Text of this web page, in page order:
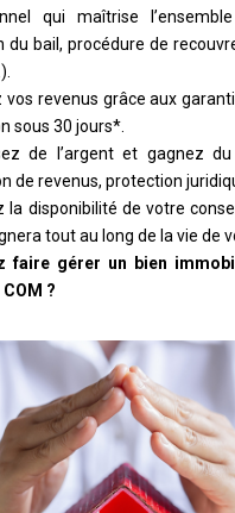
qui maîtrise
du bail, procédure de
vos revenus grâce aux
sous 30 jours*.
de l’argent et gagnez
de revenus, protection
la disponibilité de votre
tout au long de la vie de
faire gérer un bien
?